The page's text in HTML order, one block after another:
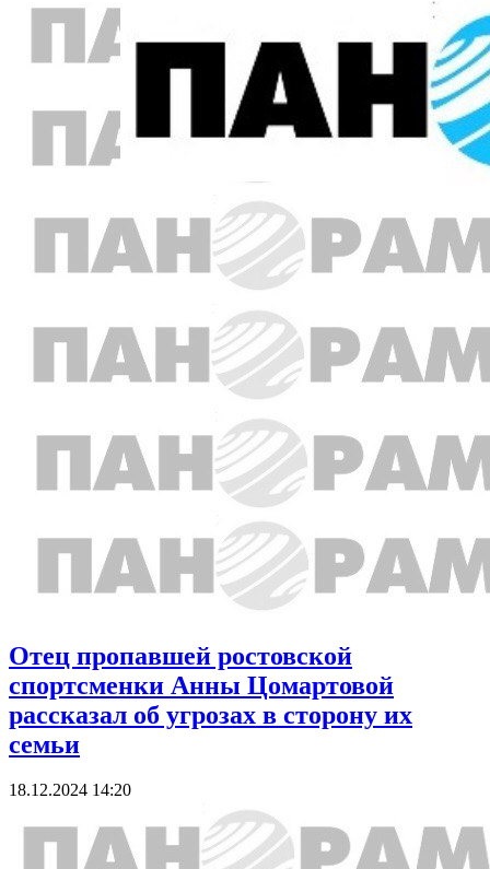
Отец пропавшей ростовской
спортсменки Анны Цомартовой
рассказал об угрозах в сторону их
семьи
18.12.2024 14:20